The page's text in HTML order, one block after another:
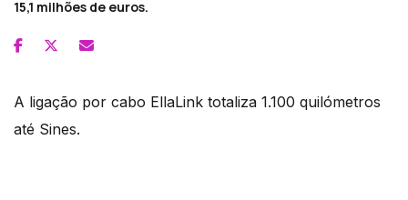
15,1 milhões de euros.
A ligação por cabo EllaLink totaliza 1.100 quilómetros
até Sines.